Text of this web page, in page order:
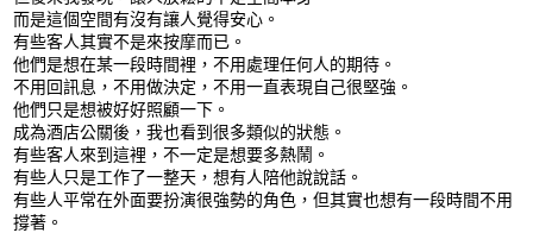
而是這個空間有沒有讓人覺得安心。
有些客人其實不是來按摩而已。
他們是想在某一段時間裡，不用處理任何人的期待。
不用回訊息，不用做決定，不用一直表現自己很堅強。
他們只是想被好好照顧一下。
成為酒店公關後，我也看到很多類似的狀態。
有些客人來到這裡，不一定是想要多熱鬧。
有些人只是工作了一整天，想有人陪他說說話。
有些人平常在外面要扮演很強勢的角色，但其實也想有一段時間不用
撐著。